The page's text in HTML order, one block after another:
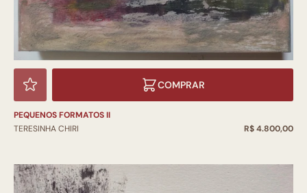
COMPRAR
PEQUENOS FORMATOS II
TERESINHA CHIRI
R$ 4.800,00